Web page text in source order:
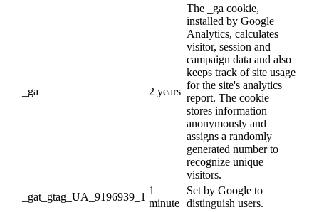
_ga 2 years
The _ga cookie,
installed by Google
Analytics, calculates
visitor, session and
campaign data and also
keeps track of site usage
for the site's analytics
report. The cookie
stores information
anonymously and
assigns a randomly
generated number to
recognize unique
visitors.
_gat_gtag_UA_9196939_1
1
minute
Set by Google to
distinguish users.